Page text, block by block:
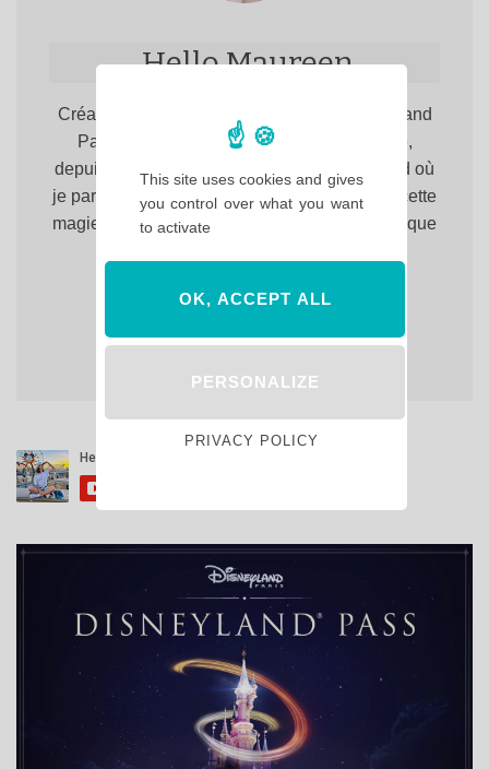
Hello Maureen
Créatrice du site. Totalement accro à Disneyland
Paris, rien n'y fait, j'y reviens toujours, et ce,
depuis 1999. Bienvenue sur Hello Disneyland où
je partage avec vous, chaque jour un peu de cette
magie qui fait de Disneyland Paris, un lieu unique
This site uses cookies and gives
you control over what you want
to activate
OK, ACCEPT ALL
PERSONALIZE
PRIVACY POLICY